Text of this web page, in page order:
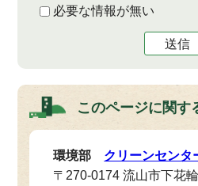
必要な情報が無い
送信
このページに関す
環境部 クリーンセンタ
〒270-0174 流山市下花